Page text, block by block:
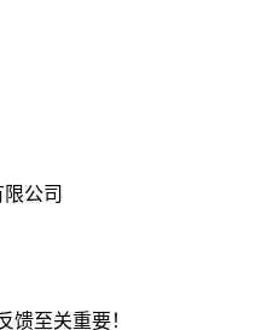
限公司
馈至关重要！